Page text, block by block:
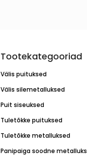
Tootekategooriad
Välis puituksed
Välis silemetalluksed
Puit siseuksed
Tuletõkke puituksed
Tuletõkke metalluksed
Panipaiga soodne metalluks